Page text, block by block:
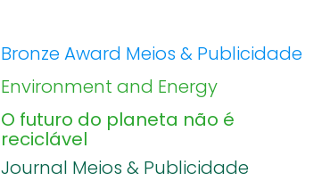
Bronze Award Meios & Publicidade
Environment and Energy
O futuro do planeta não é
reciclável
Journal Meios & Publicidade